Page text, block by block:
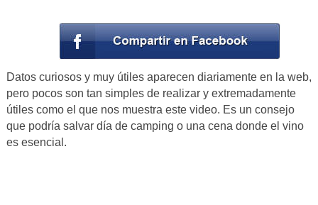
Datos curiosos y muy útiles aparecen diariamente en la web,
pero pocos son tan simples de realizar y extremadamente
útiles como el que nos muestra este video. Es un consejo
que podría salvar día de camping o una cena donde el vino
es esencial.